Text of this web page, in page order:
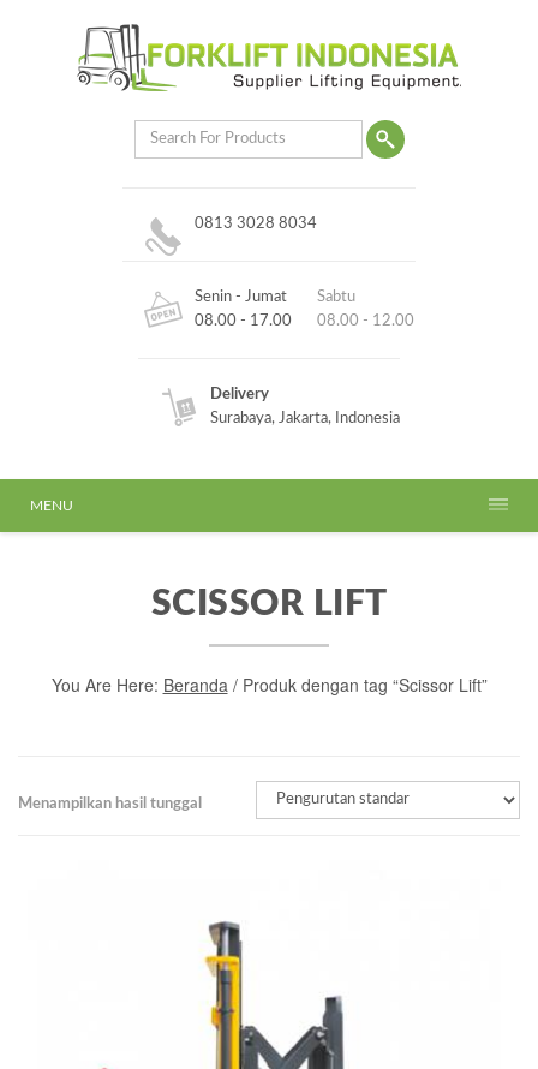
0813 3028 8034
Senin - Jumat
08.00 - 17.00
Sabtu
08.00 - 12.00
Delivery
Surabaya, Jakarta, Indonesia
MENU
SCISSOR LIFT
You Are Here: Beranda/ Produk dengan tag “Scissor Lift”
Menampilkan hasil tunggal